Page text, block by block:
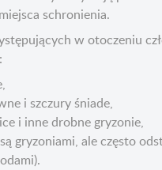
schronienia.
w otoczeniu
i szczury śniade,
i inne drobne gryzonie,
gryzoniami, ale często